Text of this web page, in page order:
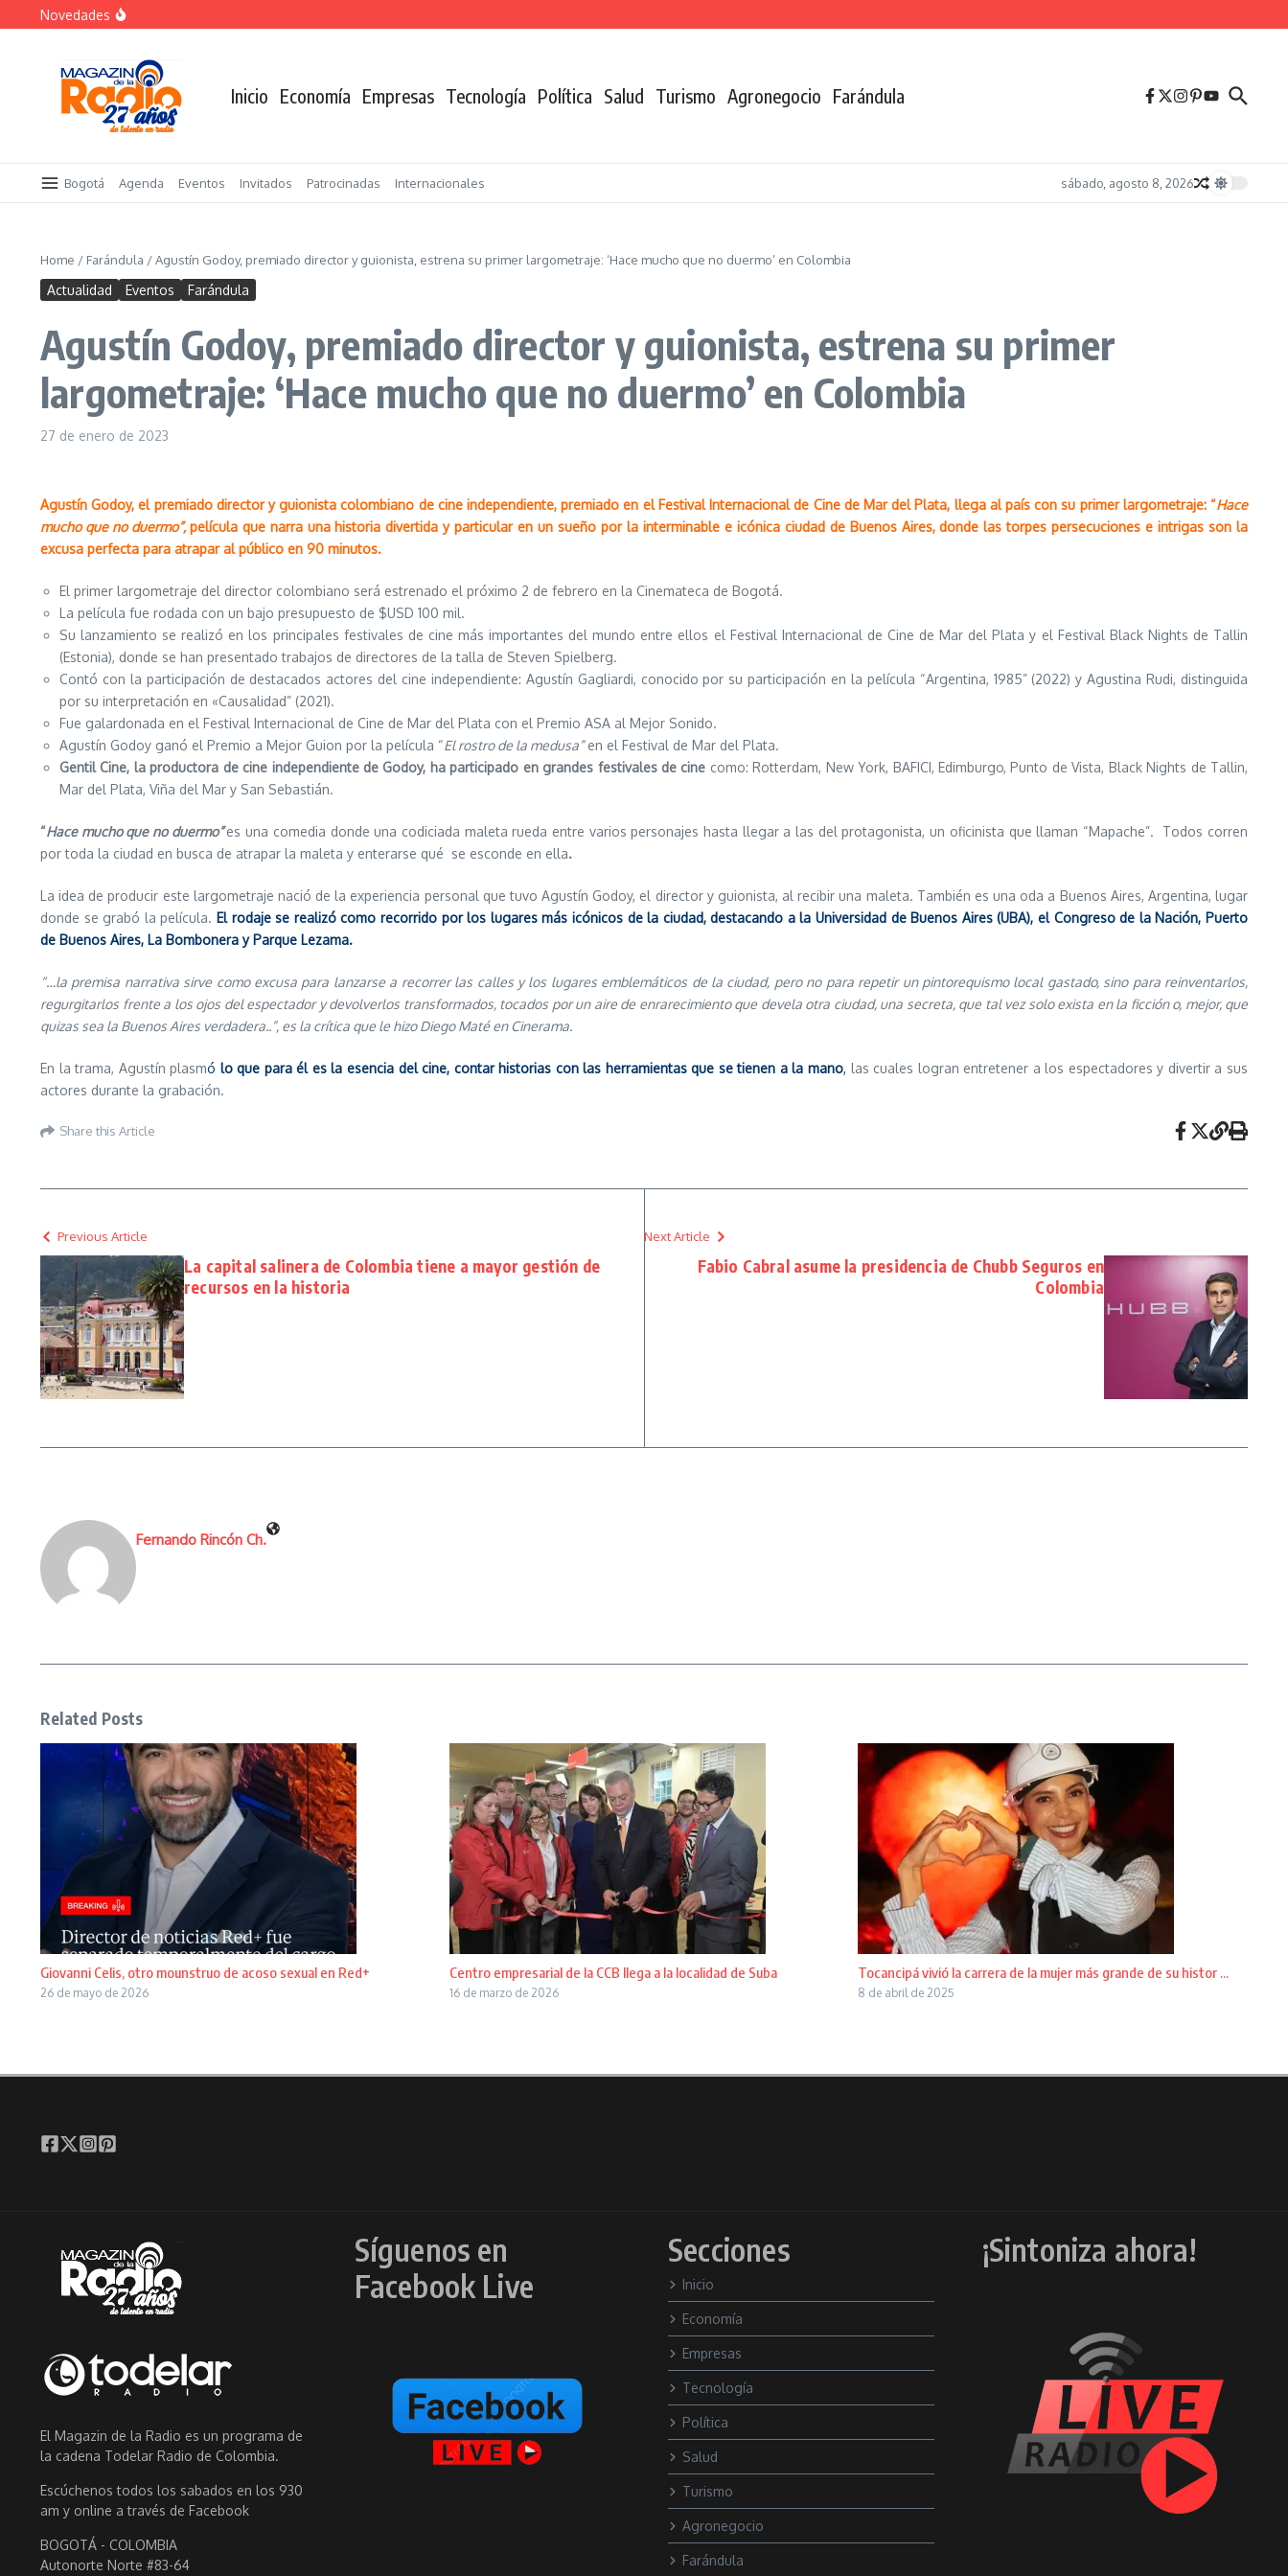
Saltar al contenido
Novedades
La posesión presidencial se verá en especial de DNEWS
Inicio Economía Empresas Tecnología Política Salud Turismo Agronegocio Farándula
Bogotá Agenda Eventos Invitados Patrocinadas Internacionales sábado, agosto 8, 2026
Home / Farándula /Agustín Godoy, premiado director y guionista, estrena su primer largometraje: ‘Hace mucho que no duermo’ en Colombia
Actualidad Eventos Farándula
Agustín Godoy, premiado director y guionista, estrena su primer
largometraje: ‘Hace mucho que no duermo’ en Colombia
27 de enero de 2023
Agustín Godoy, el premiado director y guionista colombiano de cine independiente, premiado en el Festival Internacional de Cine de Mar del Plata, llega al país con su primer largometraje: “Hace
mucho que no duermo”,película que narra una historia divertida y particular en un sueño por la interminable e icónica ciudad de Buenos Aires, donde las torpes persecuciones e intrigas son la
excusa perfecta para atrapar al público en 90 minutos.
El primer largometraje del director colombiano será estrenado el próximo 2 de febrero en la Cinemateca de Bogotá.
La película fue rodada con un bajo presupuesto de $USD 100 mil.
Su lanzamiento se realizó en los principales festivales de cine más importantes del mundo entre ellos el Festival Internacional de Cine de Mar del Plata y el Festival Black Nights de Tallin
(Estonia), donde se han presentado trabajos de directores de la talla de Steven Spielberg.
Contó con la participación de destacados actores del cine independiente: Agustín Gagliardi, conocido por su participación en la película “Argentina, 1985” (2022) y Agustina Rudi, distinguida
por su interpretación en «Causalidad” (2021).
Fue galardonada en el Festival Internacional de Cine de Mar del Plata con el Premio ASA al Mejor Sonido.
Agustín Godoy ganó el Premio a Mejor Guion por la película “El rostro de la medusa”en el Festival de Mar del Plata.
Gentil Cine, la productora de cine independiente de Godoy, ha participado en grandes festivales de cine como: Rotterdam, New York, BAFICI, Edimburgo, Punto de Vista, Black Nights de Tallin,
Mar del Plata, Viña del Mar y San Sebastián.
“Hace mucho que no duermo”es una comedia donde una codiciada maleta rueda entre varios personajes hasta llegar a las del protagonista, un oficinista que llaman “Mapache”. Todos corren
por toda la ciudad en busca de atrapar la maleta y enterarse qué se esconde en ella.
La idea de producir este largometraje nació de la experiencia personal que tuvo Agustín Godoy, el director y guionista, al recibir una maleta. También es una oda a Buenos Aires, Argentina, lugar
donde se grabó la película. El rodaje se realizó como recorrido por los lugares más icónicos de la ciudad, destacando a la Universidad de Buenos Aires (UBA), el Congreso de la Nación, Puerto
de Buenos Aires, La Bombonera y Parque Lezama.
“…la premisa narrativa sirve como excusa para lanzarse a recorrer las calles y los lugares emblemáticos de la ciudad, pero no para repetir un pintorequismo local gastado, sino para reinventarlos,
regurgitarlos frente a los ojos del espectador y devolverlos transformados, tocados por un aire de enrarecimiento que devela otra ciudad, una secreta, que tal vez solo exista en la ficción o, mejor, que
quizas sea la Buenos Aires verdadera..”, es la crítica que le hizo Diego Maté en Cinerama.
En la trama, Agustín plasmó lo que para él es la esencia del cine, contar historias con las herramientas que se tienen a la mano, las cuales logran entretener a los espectadores y divertir a sus
actores durante la grabación.
Share this Article
Previous Article
La capital salinera de Colombia tiene a mayor gestión de
recursos en la historia
Next Article
Fabio Cabral asume la presidencia de Chubb Seguros en
Colombia
Fernando Rincón Ch.
Related Posts
Giovanni Celis, otro mounstruo de acoso sexual en Red+
26 de mayo de 2026
Centro empresarial de la CCB llega a la localidad de Suba
16 de marzo de 2026
Tocancipá vivió la carrera de la mujer más grande de su histor ...
8 de abril de 2025
El Magazin de la Radio es un programa de
la cadena Todelar Radio de Colombia.
Escúchenos todos los sabados en los 930
am y online a través de Facebook
BOGOTÁ - COLOMBIA
Autonorte Norte #83-64
Síguenos en
Facebook Live
Secciones
Inicio
Economía
Empresas
Tecnología
Política
Salud
Turismo
Agronegocio
Farándula
¡Sintoniza ahora!